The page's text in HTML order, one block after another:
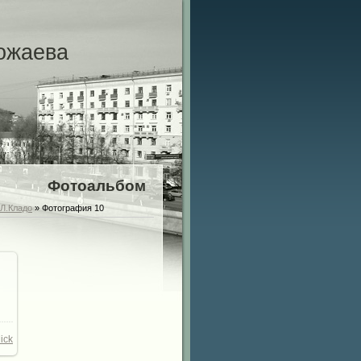
Фотоальбом
» Фотография 10